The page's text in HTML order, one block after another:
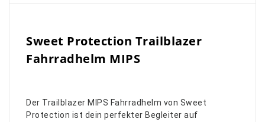
Sweet Protection Trailblazer
Fahrradhelm MIPS
Der Trailblazer MIPS Fahrradhelm von Sweet
Protection ist dein perfekter Begleiter auf